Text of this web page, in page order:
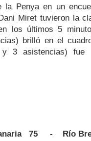
la Penya en un
Miret tuvieron la
los últimos 5
brilló en el
y 3 asistencias)
75 - Río